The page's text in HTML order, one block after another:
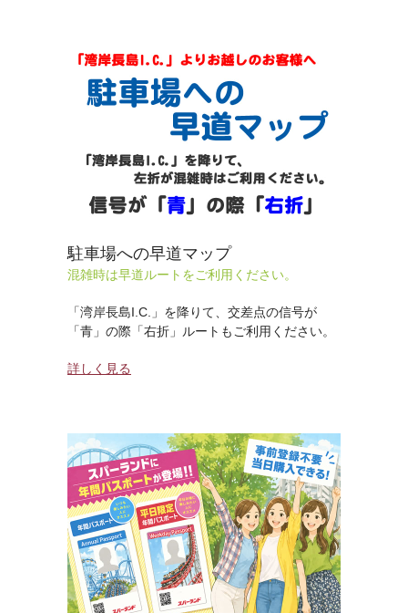
駐車場への早道マップ
混雑時は早道ルートをご利用ください。
「湾岸長島I.C.」を降りて、交差点の信号が
「青」の際「右折」ルートもご利用ください。
詳しく見る